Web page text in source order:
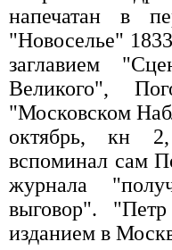
напечатан в
"Новоселье"
заглавием
Великого",
"Московском
октябрь, кн
вспоминал сам
журнала
выговор".
изданием в